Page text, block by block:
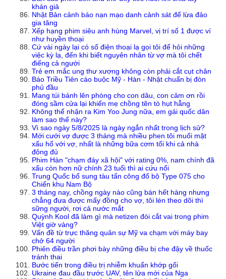
khán giả
Nhật Bản cảnh báo nạn mạo danh cảnh sát để lừa đảo
gia tăng
Xếp hạng phim siêu anh hùng Marvel, vị trí số 1 được ví
như huyền thoại
Cứ vài ngày lại có số điện thoại lạ gọi tôi để hỏi những
việc kỳ lạ, đến khi biết nguyên nhân từ vợ mà tôi chết
điếng cả người
Trẻ em mắc ung thư xương không còn phải cắt cụt chân
Báo Triều Tiên cáo buộc Mỹ - Hàn - Nhật chuẩn bị đòn
phủ đầu
Mang túi bánh lên phòng cho con dâu, con cảm ơn rồi
đóng sầm cửa lại khiến mẹ chồng tẽn tò hụt hẫng
Không thể nhận ra Kim Yoo Jung nữa, em gái quốc dân
làm sao thế này?
Vì sao ngày 5/8/2025 là ngày ngắn nhất trong lịch sử?
Mới cưới vợ được 3 tháng mà nhiều phen tôi muối mặt
xấu hổ với vợ, nhất là những bữa cơm tối khi cả nhà
đông đủ
Phim Hàn "chạm đáy xã hội" với rating 0%, nam chính đã
xấu còn hơn nữ chính 23 tuổi thì ai cứu nổi
Trung Quốc bổ sung tàu tấn công đổ bộ Type 075 cho
Chiến khu Nam Bộ
3 tháng nay, chồng ngày nào cũng bán hết hàng nhưng
chẳng đưa được mấy đồng cho vợ, tôi lén theo dõi thì
sững người, rơi cả nước mắt
Quỳnh Kool đã làm gì mà netizen đòi cắt vai trong phim
Việt giờ vàng?
Vấn đề từ trực thăng quân sự Mỹ va chạm với máy bay
chở 64 người
Phiên điều trần phơi bày những điều bị che đậy về thuốc
tránh thai
Bước tiến trong điều trị nhiễm khuẩn khớp gối
Ukraine đau đầu trước UAV, tên lửa mới của Nga